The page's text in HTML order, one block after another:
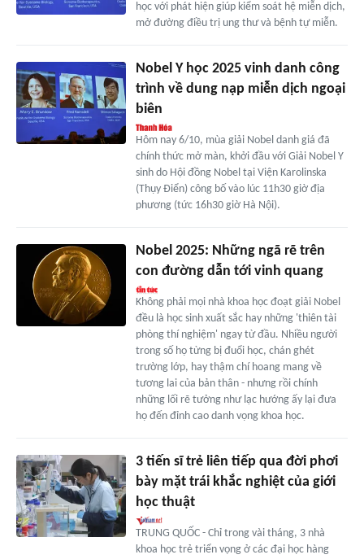
học với phát hiện giúp kiểm soát hệ miễn dịch,
mở đường điều trị ung thư và bệnh tự miễn.
Nobel Y học 2025 vinh danh công
trình về dung nạp miễn dịch ngoại
biên
Hôm nay 6/10, mùa giải Nobel danh giá đã
chính thức mở màn, khởi đầu với Giải Nobel Y
sinh do Hội đồng Nobel tại Viện Karolinska
(Thụy Điển) công bố vào lúc 11h30 giờ địa
phương (tức 16h30 giờ Hà Nội).
Nobel 2025: Những ngã rẽ trên
con đường dẫn tới vinh quang
Không phải mọi nhà khoa học đoạt giải Nobel
đều là học sinh xuất sắc hay những 'thiên tài
phòng thí nghiệm' ngay từ đầu. Nhiều người
trong số họ từng bị đuổi học, chán ghét
trường lớp, hay thậm chí hoang mang về
tương lai của bản thân - nhưng rồi chính
những lối rẽ tưởng như lạc hướng ấy lại đưa
họ đến đỉnh cao danh vọng khoa học.
3 tiến sĩ trẻ liên tiếp qua đời phơi
bày mặt trái khắc nghiệt của giới
học thuật
TRUNG QUỐC - Chỉ trong vài tháng, 3 nhà
khoa học trẻ triển vọng ở các đại học hàng